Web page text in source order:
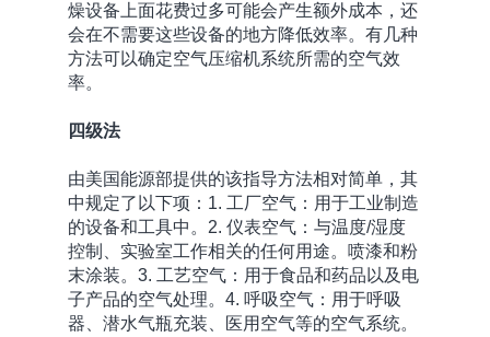
燥设备上面花费过多可能会产生额外成本，还
会在不需要这些设备的地方降低效率。有几种
方法可以确定空气压缩机系统所需的空气效
率。
四级法
由美国能源部提供的该指导方法相对简单，其
中规定了以下项：1. 工厂空气：用于工业制造
的设备和工具中。2. 仪表空气：与温度/湿度
控制、实验室工作相关的任何用途。喷漆和粉
末涂装。3. 工艺空气：用于食品和药品以及电
子产品的空气处理。4. 呼吸空气：用于呼吸
器、潜水气瓶充装、医用空气等的空气系统。